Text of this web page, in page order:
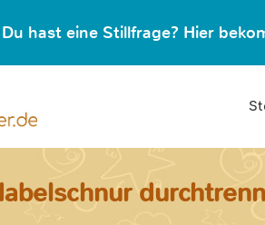
Du hast eine Stillfrage? Hier